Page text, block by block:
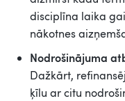
disciplīna laika
nākotnes
Nodrošinājuma
Dažkārt,
ķīlu ar citu